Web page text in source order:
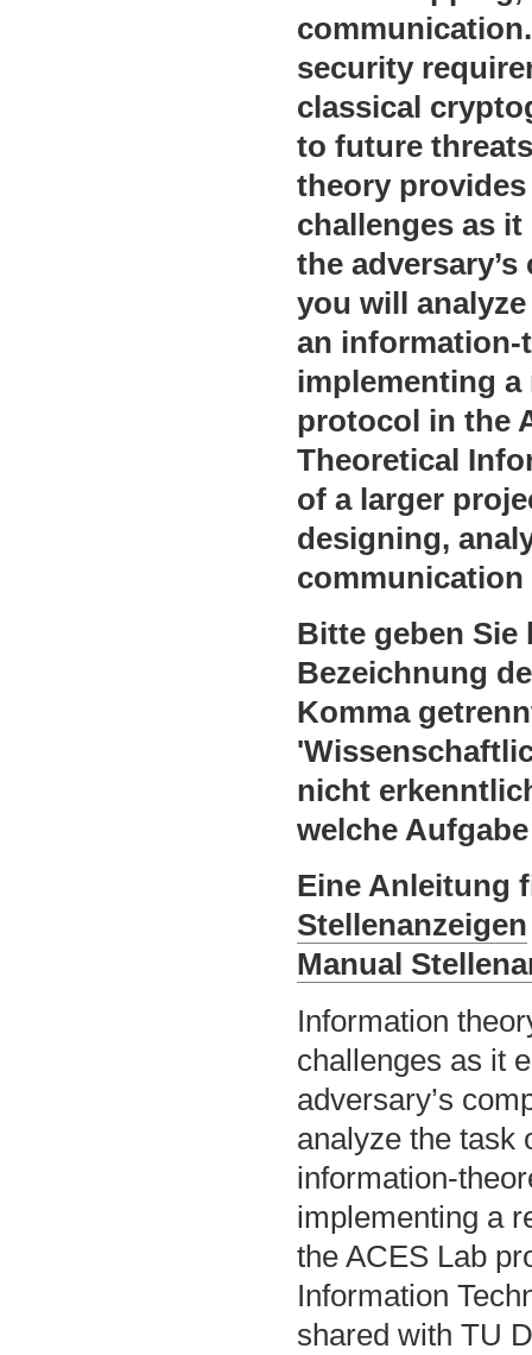
security
classical
to future
theory
challenges as
the
you will
an information-
implementing
protocol in the
Theoretical
of a larger
designing,
communication
Bitte geben Sie
Bezeichnung
Komma
nicht
welche
Eine Anleitung
Stellenanzeigen
Manual
Information
challenges as it
adversary’s
analyze the task
information-
implementing a
the ACES Lab
Information
shared with TU